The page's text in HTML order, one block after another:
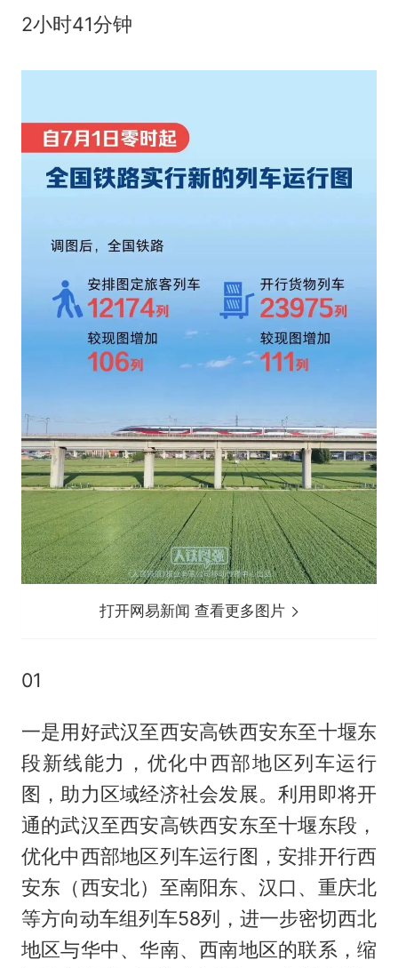
2小时41分钟
打开网易新闻 查看更多图片
01
一是用好武汉至西安高铁西安东至十堰东
段新线能力，优化中西部地区列车运行
图，助力区域经济社会发展。利用即将开
通的武汉至西安高铁西安东至十堰东段，
优化中西部地区列车运行图，安排开行西
安东（西安北）至南阳东、汉口、重庆北
等方向动车组列车58列，进一步密切西北
地区与华中、华南、西南地区的联系，缩